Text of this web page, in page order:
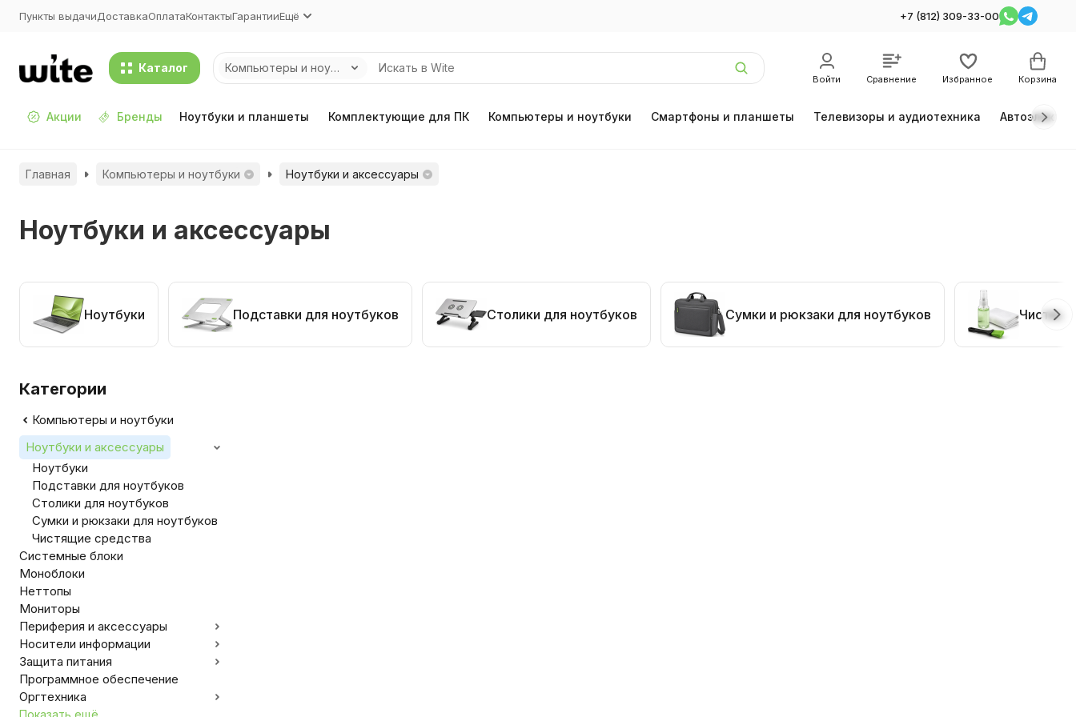
Пункты выдачиДоставкаОплатаКонтактыГарантииЕщё +7 (812) 309-33-00
Каталог Компьютеры и ноутбуки
Войти Сравнение Избранное Корзина
Акции Бренды Ноутбуки и планшеты Комплектующие для ПК Компьютеры и ноутбуки Смартфоны и планшеты Телевизоры и аудиотехника
Главная Компьютеры и ноутбуки Ноутбуки и аксессуары
Ноутбуки и аксессуары
Ноутбуки Подставки для ноутбуков Столики для ноутбуков Сумки и рюкзаки для ноутбуков
Категории
Компьютеры и ноутбуки
Ноутбуки и аксессуары
Ноутбуки
Подставки для ноутбуков
Столики для ноутбуков
Сумки и рюкзаки для ноутбуков
Чистящие средства
Системные блоки
Моноблоки
Неттопы
Мониторы
Периферия и аксессуары
Носители информации
Защита питания
Программное обеспечение
Оргтехника
Показать ещё